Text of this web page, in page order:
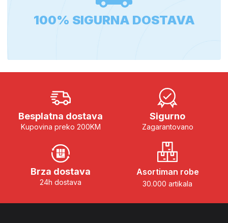
100% SIGURNA DOSTAVA
Besplatna dostava
Kupovina preko 200KM
Sigurno
Zagarantovano
Brza dostava
24h dostava
Asortiman robe
30.000 artikala